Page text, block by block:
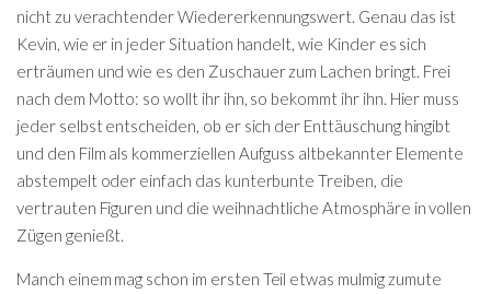
nicht zu verachtender Wiedererkennungswert. Genau das ist
Kevin, wie er in jeder Situation handelt, wie Kinder es sich
erträumen und wie es den Zuschauer zum Lachen bringt. Frei
nach dem Motto: so wollt ihr ihn, so bekommt ihr ihn. Hier muss
jeder selbst entscheiden, ob er sich der Enttäuschung hingibt
und den Film als kommerziellen Aufguss altbekannter Elemente
abstempelt oder einfach das kunterbunte Treiben, die
vertrauten Figuren und die weihnachtliche Atmosphäre in vollen
Zügen genießt.
Manch einem mag schon im ersten Teil etwas mulmig zumute